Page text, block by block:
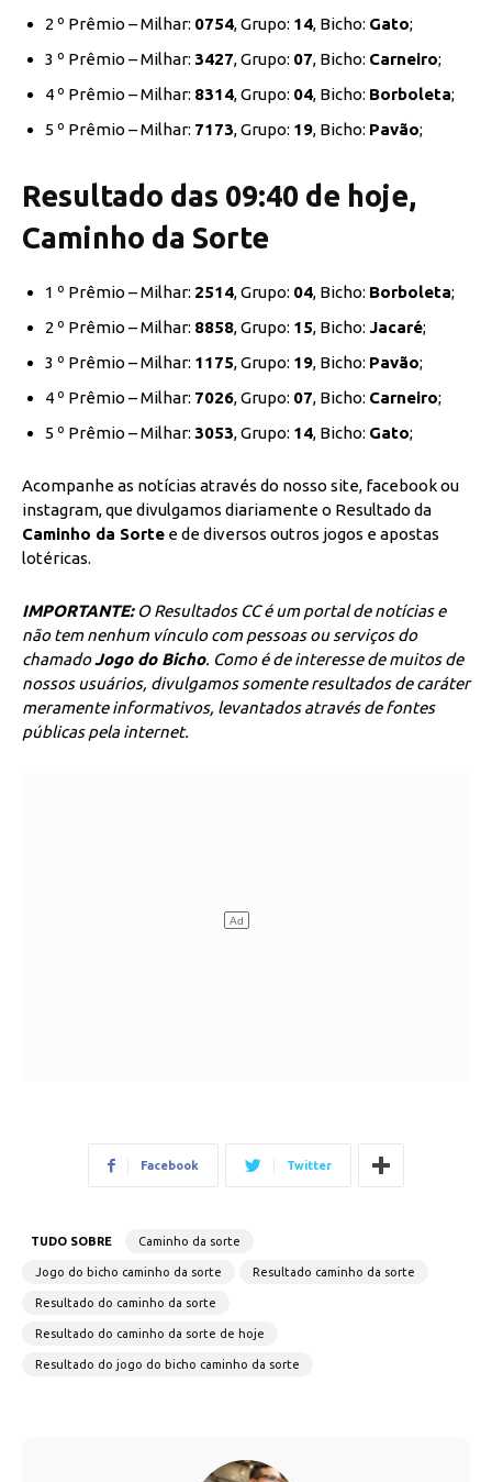
2 º Prêmio – Milhar: 0754, Grupo: 14, Bicho: Gato;
3 º Prêmio – Milhar: 3427, Grupo: 07, Bicho: Carneiro;
4 º Prêmio – Milhar: 8314, Grupo: 04, Bicho: Borboleta;
5 º Prêmio – Milhar: 7173, Grupo: 19, Bicho: Pavão;
Resultado das 09:40 de hoje,
Caminho da Sorte
1 º Prêmio – Milhar: 2514, Grupo: 04, Bicho: Borboleta;
2 º Prêmio – Milhar: 8858, Grupo: 15, Bicho: Jacaré;
3 º Prêmio – Milhar: 1175, Grupo: 19, Bicho: Pavão;
4 º Prêmio – Milhar: 7026, Grupo: 07, Bicho: Carneiro;
5 º Prêmio – Milhar: 3053, Grupo: 14, Bicho: Gato;
Acompanhe as notícias através do nosso site, facebook ou
instagram, que divulgamos diariamente o Resultado da
Caminho da Sorte e de diversos outros jogos e apostas
lotéricas.
IMPORTANTE:O Resultados CC é um portal de notícias e
não tem nenhum vínculo com pessoas ou serviços do
chamadoJogo do Bicho. Como é de interesse de muitos de
nossos usuários, divulgamos somente resultados de caráter
meramente informativos, levantados através de fontes
públicas pela internet.
Facebook Twitter
TUDO SOBRE Caminho da sorte
Jogo do bicho caminho da sorte Resultado caminho da sorte
Resultado do caminho da sorte
Resultado do caminho da sorte de hoje
Resultado do jogo do bicho caminho da sorte